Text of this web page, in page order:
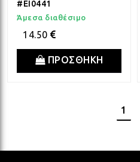
#EI0441
Άμεσα διαθέσιμο
14.50
ΠΡΟΣΘΗΚΗ
1